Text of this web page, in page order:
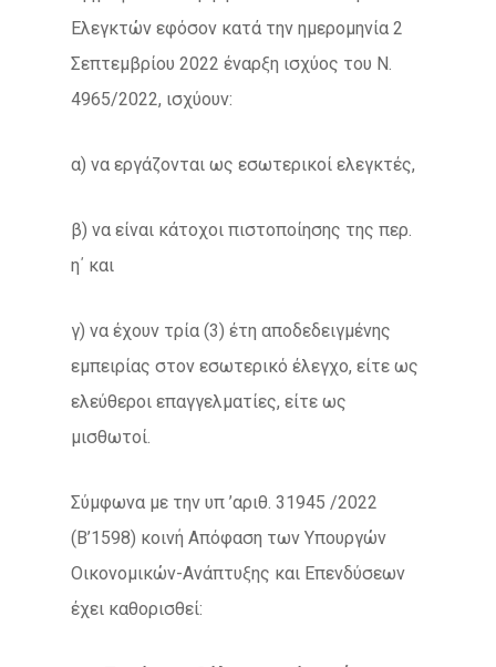
Ελεγκτών εφόσον κατά την ημερομηνία 2
Σεπτεμβρίου 2022 έναρξη ισχύος του Ν.
4965/2022, ισχύουν:
α) να εργάζονται ως εσωτερικοί ελεγκτές,
β) να είναι κάτοχοι πιστοποίησης της περ.
η΄ και
γ) να έχουν τρία (3) έτη αποδεδειγμένης
εμπειρίας στον εσωτερικό έλεγχο, είτε ως
ελεύθεροι επαγγελματίες, είτε ως
μισθωτοί.
Σύμφωνα με την υπ ’αριθ. 31945 /2022
(Β’1598) κοινή Απόφαση των Υπουργών
Οικονομικών-Ανάπτυξης και Επενδύσεων
έχει καθορισθεί: